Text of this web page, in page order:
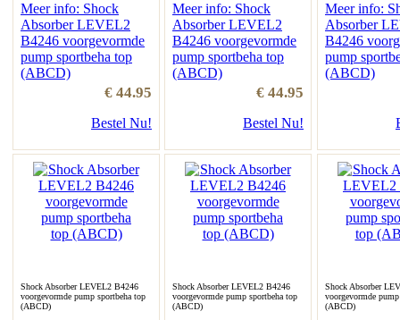
Meer info: Shock
Absorber LEVEL2
B4246 voorgevormde
pump sportbeha top
(ABCD)
€ 44.95
Bestel Nu!
Meer info: Shock
Absorber LEVEL2
B4246 voorgevormde
pump sportbeha top
(ABCD)
€ 44.95
Bestel Nu!
Meer info:
Absorber
B4246
pump
(ABCD)
Shock Absorber LEVEL2 B4246
voorgevormde pump sportbeha top
(ABCD)
Shock Absorber LEVEL2 B4246
voorgevormde pump sportbeha top
(ABCD)
Shock Absorber
voorgevormde
(ABCD)